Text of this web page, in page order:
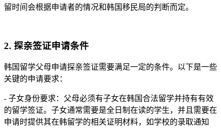
留时间会根据申请者的情况和韩国移民局的判断而定。
2. 探亲签证申请条件
韩国留学父母申请探亲签证需要满足一定的条件。以下是一些
关键的申请要求：
- 子女身份要求：父母必须有子女在韩国合法留学并持有有效
的留学签证。子女通常需要是全日制在读的学生，并且需要在
申请时提供其在韩留学的相关证明材料，如学校的录取通知